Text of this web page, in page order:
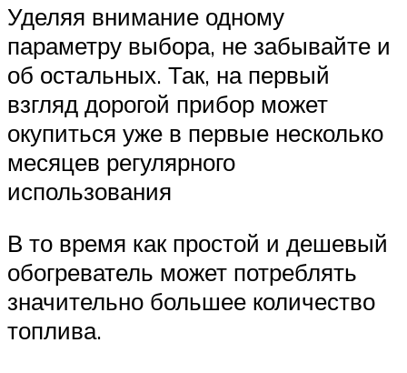
Уделяя внимание одному
параметру выбора, не забывайте и
об остальных. Так, на первый
взгляд дорогой прибор может
окупиться уже в первые несколько
месяцев регулярного
использования
В то время как простой и дешевый
обогреватель может потреблять
значительно большее количество
топлива.